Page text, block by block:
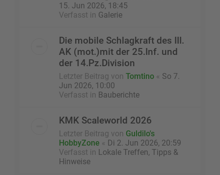
15. Jun 2026, 18:45
Verfasst in Galerie
Die mobile Schlagkraft des III.
AK (mot.)mit der 25.Inf. und
der 14.Pz.Division
Letzter Beitrag von Tomtino « So 7.
Jun 2026, 10:00
Verfasst in Bauberichte
KMK Scaleworld 2026
Letzter Beitrag von Guldilo's
HobbyZone « Di 2. Jun 2026, 20:59
Verfasst in Lokale Treffen, Tipps &
Hinweise